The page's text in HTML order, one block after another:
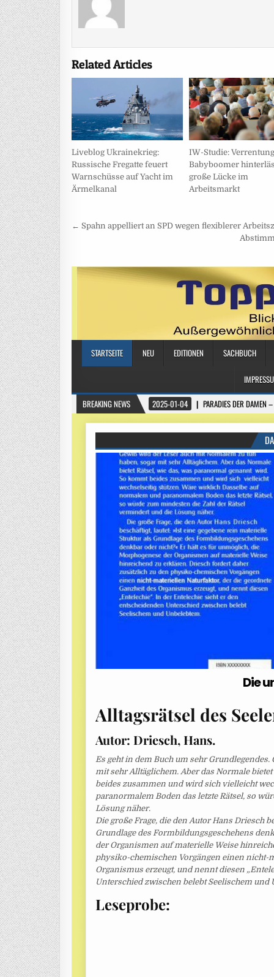
Related Articles
Liveblog Ukrainekrieg:
Russische Fregatte feuert
Warnschüsse auf Yacht im
Ärmelkanal
IW-Studie:
Babyboomer
große Lücke im
Arbeitsmarkt
Beitragsnavigation
← Spahn appelliert an SPD wegen flexiblerer